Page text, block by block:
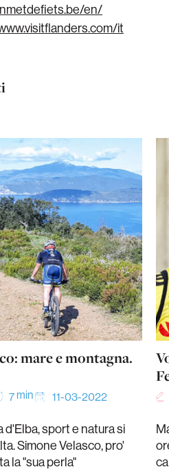
en/
it
mare e montagna.
7 min 11-03-2022
d'Elba, sport e natura si
Simone Velasco, pro'
la "sua perla"